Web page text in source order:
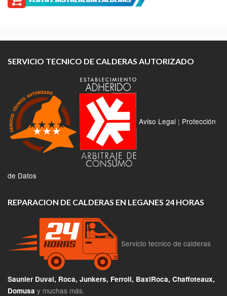
SERVICIO TECNICO DE CALDERAS AUTORIZADO
Aviso Legal | Protección
de Datos
REPARACION DE CALDERAS EN LEGANES 24 HORAS
Servicio tecnico de calderas
Saunier Duval, Roca, Junkers, Ferroli, BaxiRoca, Chaffoteaux,
Domusa y muchas más.